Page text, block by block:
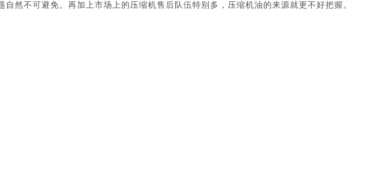
然不可避免。再加上市场上的压缩机售后队伍特别多，压缩机油的来源就更不好把握。